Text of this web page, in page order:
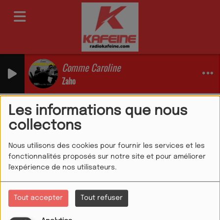
Les informations que nous
collectons
Nous utilisons des cookies pour fournir les services et les
fonctionnalités proposés sur notre site et pour améliorer
l'expérience de nos utilisateurs.
Tout accepter Tout refuser
Comme Caroline
Zaho
06h 19h LE MEILLEUR
MIX